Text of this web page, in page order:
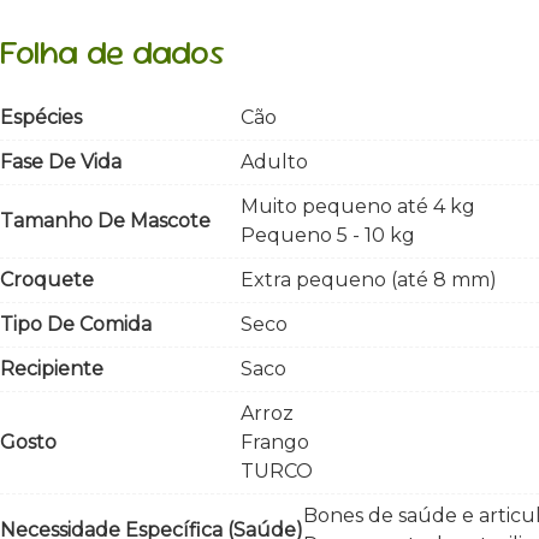
Folha de dados
Espécies
Cão
Fase De Vida
Adulto
Tamanho De Mascote
Muito pequeno até 4 kg
Pequeno 5 - 10 kg
Croquete
Extra pequeno (até 8 mm)
Tipo De Comida
Seco
Recipiente
Saco
Gosto
Arroz
Frango
TURCO
Necessidade Específica (saúde)
Bones de saúde e